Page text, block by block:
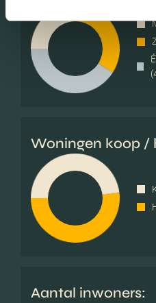
Woningen koop /
Aantal inwoners: